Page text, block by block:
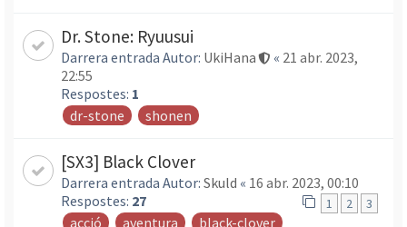
Dr. Stone: Ryuusui
Darrera entrada Autor: UkiHana « 21 abr. 2023,
22:55
Respostes: 1
dr-stone
shonen
[SX3] Black Clover
Darrera entrada Autor: Skuld « 16 abr. 2023, 00:10
Respostes: 27 1 2 3
acció aventura
black-clover